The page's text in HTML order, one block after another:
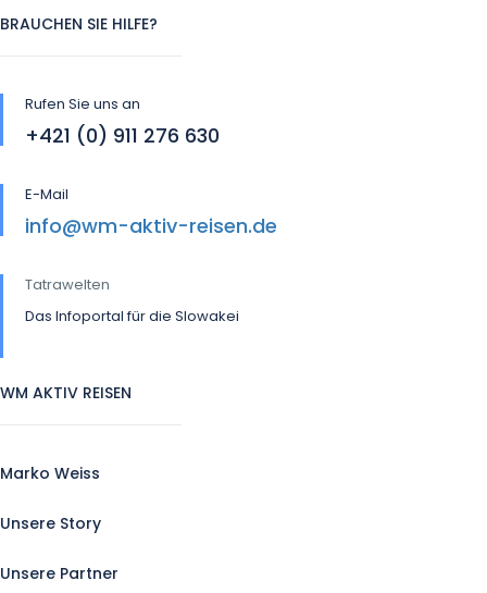
BRAUCHEN SIE HILFE?
Rufen Sie uns an
+421 (0) 911 276 630
E-Mail
info@wm-aktiv-reisen.de
Tatrawelten
Das Infoportal für die Slowakei
WM AKTIV REISEN
Marko Weiss
Unsere Story
Unsere Partner